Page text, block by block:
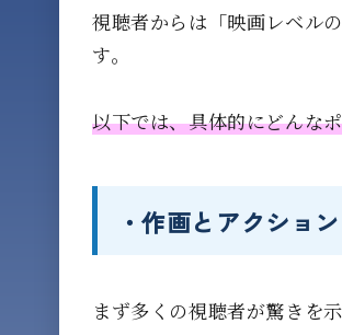
視聴者からは「映画レベル
す。
以下では、具体的にどんな
・作画とアクショ
まず多くの視聴者が驚きを